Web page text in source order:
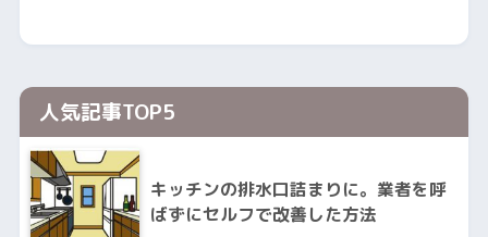
人気記事TOP5
キッチンの排水口詰まりに。業者を呼
ばずにセルフで改善した方法